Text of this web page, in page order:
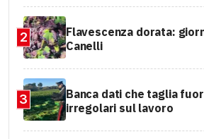
2
Flavescenza dorata:
Canelli
3
Banca dati che taglia
irregolari sul lavoro